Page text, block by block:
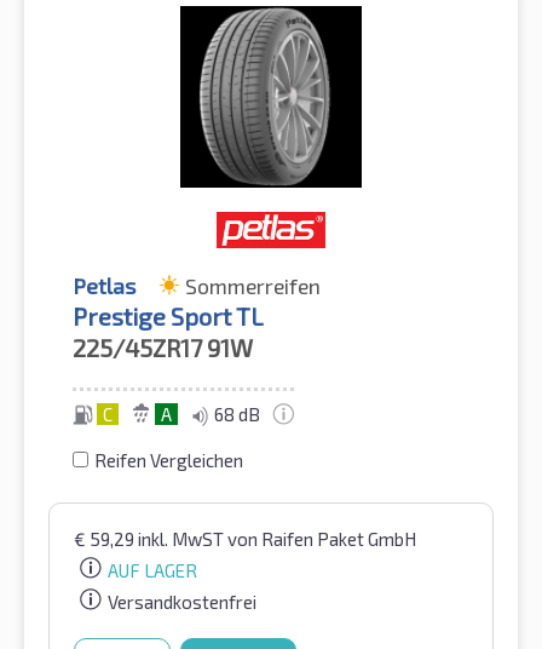
Petlas Sommerreifen
Prestige Sport TL
225/45ZR17 91W
C A 68 dB
Reifen Vergleichen
€ 59,29 inkl. MwSTvon Raifen Paket GmbH
AUF LAGER
Versandkostenfrei